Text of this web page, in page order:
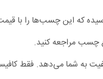
که این چسب‌ها را با
چسب مراجعه کنید.
به شما می‌دهد. فقط